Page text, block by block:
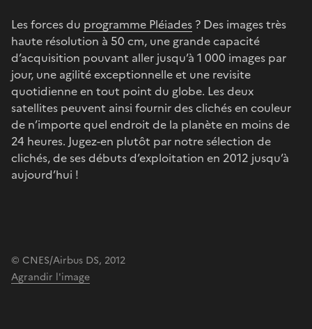
Les forces du programme Pléiades ? Des images très
haute résolution à 50 cm, une grande capacité
d’acquisition pouvant aller jusqu’à 1 000 images par
jour, une agilité exceptionnelle et une revisite
quotidienne en tout point du globe. Les deux
satellites peuvent ainsi fournir des clichés en couleur
de n’importe quel endroit de la planète en moins de
24 heures. Jugez-en plutôt par notre sélection de
clichés, de ses débuts d’exploitation en 2012 jusqu’à
aujourd’hui !
© CNES/Airbus DS, 2012
Agrandir l'image